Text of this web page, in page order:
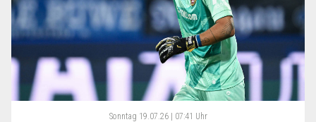
Sonntag 19.07.26 | 07:41 Uhr